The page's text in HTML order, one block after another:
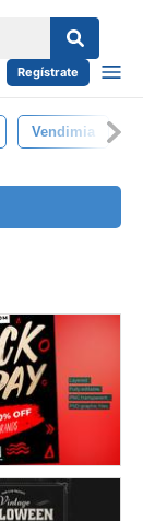
Regístrate
Vendimia